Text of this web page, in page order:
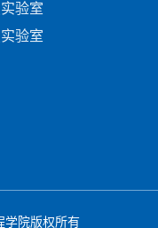
验室
验室
学院版权所有